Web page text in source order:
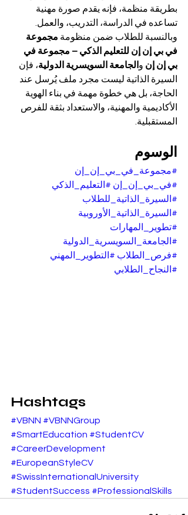
بطريقة منظمة، فإنه يقدم صورة مهنية
تساعده في الدراسة، التدريب، والعمل.
وبالنسبة للطلاب ضمن منظومة مجموعة
في بي إن إن للتعليم الذكي – مجموعة في
بي إن إن و الجامعة السويسرية الدولية، فإن
السيرة الذاتية ليست مجرد ملف يُرسل عند
الحاجة، بل هي خطوة مهمة في بناء الهوية
الأكاديمية والمهنية، والاستعداد بثقة للفرص
المستقبلية.
الوسوم
#مجموعة_في_بي_إن_إن
#في_بي_إن_إن #التعليم_الذكي
#السيرة_الذاتية_للطلاب
#السيرة_الذاتية_الأوروبية
#تطوير_المهارات
#الجامعة_السويسرية_الدولية
#فرص_الطلاب #التطوير_المهني
#النجاح_الطلابي
Hashtags
#VBNN #VBNNGroup
#SmartEducation #StudentCV
#CareerDevelopment
#EuropeanStyleCV
#SwissInternationalUniversity
#StudentSuccess #ProfessionalSkills